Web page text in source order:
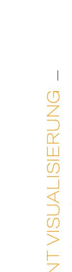
EVENT VISUALISIERUNG